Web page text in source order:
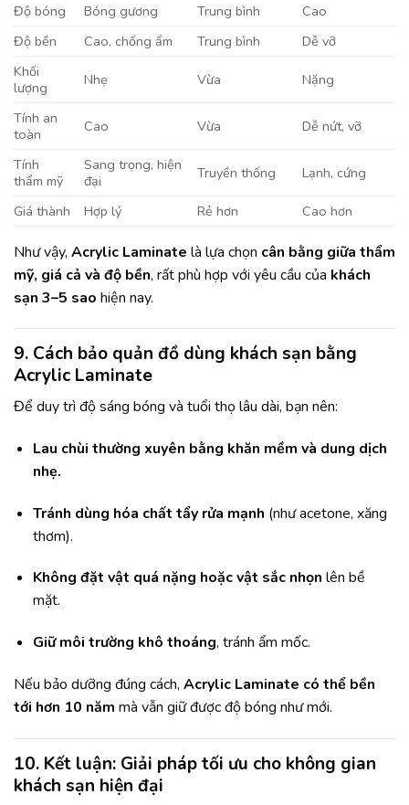
Độ bóng
Bóng gương Trung bình
Cao
Độ bền
Cao, chống ẩm Trung bình
Dễ vỡ
Khối
lượng
Nhẹ Vừa Nặng
Tính an
toàn
Cao Vừa Dễ nứt, vỡ
Tính
thẩm mỹ
Sang trọng, hiện
đại
Truyền thống Lạnh, cứng
Giá thành Hợp lý Rẻ hơn Cao hơn
Như vậy, Acrylic Laminate là lựa chọn cân bằng giữa thẩm
mỹ, giá cả và độ bền, rất phù hợp với yêu cầu của khách
sạn 3–5 sao hiện nay.
9. Cách bảo quản đồ dùng khách sạn bằng
Acrylic Laminate
Để duy trì độ sáng bóng và tuổi thọ lâu dài, bạn nên:
Lau chùi thường xuyên bằng khăn mềm và dung dịch
nhẹ.
Tránh dùng hóa chất tẩy rửa mạnh (như acetone, xăng
thơm).
Không đặt vật quá nặng hoặc vật sắc nhọn lên bề
mặt.
Giữ môi trường khô thoáng, tránh ẩm mốc.
Nếu bảo dưỡng đúng cách, Acrylic Laminate có thể bền
tới hơn 10 năm mà vẫn giữ được độ bóng như mới.
10. Kết luận: Giải pháp tối ưu cho không gian
khách sạn hiện đại